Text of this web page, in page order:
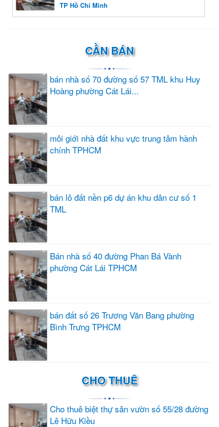
TP Hồ Chí Minh
CẦN BÁN
bán nhà số 70 đường số 57 TML khu Huy
Hoàng phường Cát Lái...
môi giới nhà đất khu vực trung tâm hành
chính TPHCM
bán lô đất nền p6 dự án khu dân cư số 1
TML
Bán nhà số 40 đường Phan Bá Vành
phường Cát Lái TPHCM
bán đất số 26 Trương Văn Bang phường
Bình Trưng TPHCM
CHO THUÊ
Cho thuê biệt thự sân vườn số 55/28 đường
Lê Hữu Kiều